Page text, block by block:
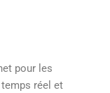
pour les
réel et